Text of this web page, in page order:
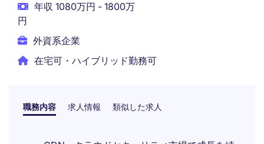
年収 1080万円 - 1800万
円
外資系企業
在宅可・ハイブリッド勤務可
職務内容 求人情報 類似した求人